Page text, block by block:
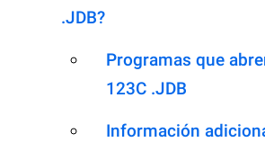
.JDB?
Programas que
123C .JDB
Información